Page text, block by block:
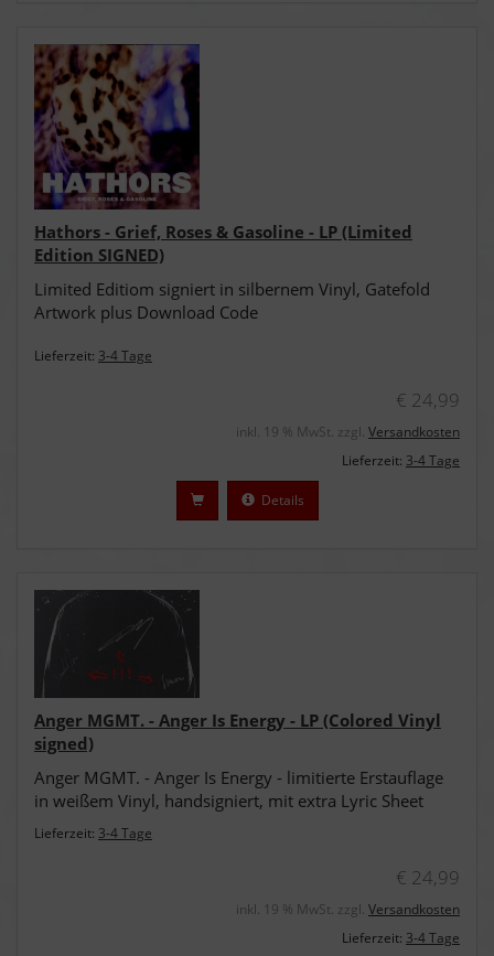
Hathors - Grief, Roses & Gasoline - LP (Limited
Edition SIGNED)
Limited Editiom signiert in silbernem Vinyl, Gatefold
Artwork plus Download Code
Lieferzeit: 3-4 Tage
€ 24,99
inkl. 19 % MwSt. zzgl. Versandkosten
Lieferzeit: 3-4 Tage
Details
Anger MGMT. - Anger Is Energy - LP (Colored Vinyl
signed)
Anger MGMT. - Anger Is Energy - limitierte Erstauflage
in weißem Vinyl, handsigniert, mit extra Lyric Sheet
Lieferzeit: 3-4 Tage
€ 24,99
inkl. 19 % MwSt. zzgl. Versandkosten
Lieferzeit: 3-4 Tage